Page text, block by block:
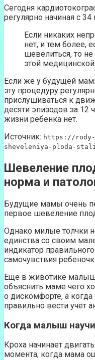
Сегодня
регулярно начиная с
Если никаких
нет, и тем более,
шевелиться, то не
этой медицинской
Если же у будущей
эту процедуру
прислушиваться к
десяти эпизодов за 12
жизни ребенка нет.
Источник: https://rody-
sheveleniya-ploda-
Шевеление
норма и
Будущие мамы очень
первое шевеление
Однако милые толчки
единства со своим
индикатор
самочувствия
Еще в животике
объяснить маме чего
о дискомфорте, а
правильно вести учет
Когда малыш
Кроха начинает
момента, когда мама